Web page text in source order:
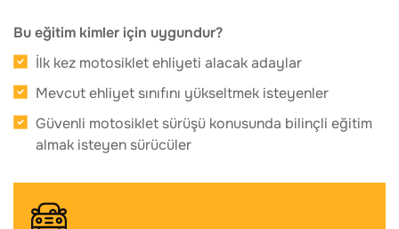
Bu eğitim kimler için uygundur?
İlk kez motosiklet ehliyeti alacak adaylar
Mevcut ehliyet sınıfını yükseltmek isteyenler
Güvenli motosiklet sürüşü konusunda bilinçli eğitim
almak isteyen sürücüler